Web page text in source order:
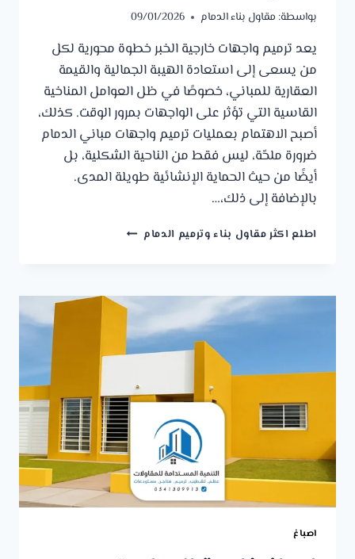
بواسطة: مقاول بناء الدمام 09/01/2026
يعد ترميم واجهات خارجية الخبر خطوة محورية لكل
من يسعى إلى استعادة الهيبة الجمالية والقيمة
العقارية للمباني، خصوصًا في ظل العوامل المناخية
القاسية التي تؤثر على الواجهات بمرور الوقت. كذلك،
أصبح الاهتمام بعمليات ترميم واجهات مباني الدمام
ضرورة ملحّة، ليس فقط من الناحية الشكلية، بل
أيضًا من حيث الحماية الإنشائية طويلة المدى.
بالإضافة إلى ذلك،…
اطلع اكثر مقاول بناء وترميم الدمام ترميم
ت:
0541309913
–
ترميم
مباني
الدمام
اصباغ